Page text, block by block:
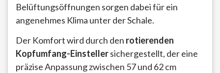
Belüftungsöffnungen sorgen dabei für ein
angenehmes Klima unter der Schale.
Der Komfort wird durch den rotierenden
Kopfumfang-Einstellersichergestellt, der eine
präzise Anpassung zwischen 57 und 62 cm